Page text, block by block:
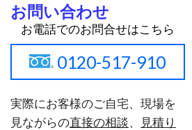
お問い合わせ
お電話でのお問合せはこちら
0120-517-910
実際にお客様のご自宅、現場を
見ながらの直接の相談、
見積り